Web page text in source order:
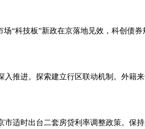
“科技板”新政在京落地见效，科创债
推进。探索建立行区联动机制。外籍
适时出台二套房贷利率调整政策。保